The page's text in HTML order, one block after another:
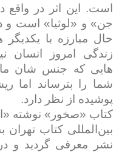
است. این اثر در واقع
جن» و «لوثیا» است و
حال مبارزه با یکدیگر
زندگی امروز انسان
هایی که جنس شان
شما را بترساند اما
پوشیده از نظر دارد.
کتاب «صخور» نوشته
بین‌المللی کتاب
نشر معرفی گردید و